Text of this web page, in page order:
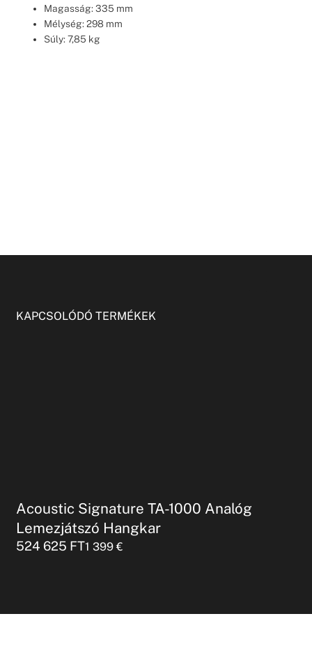
Magasság: 335 mm
Mélység: 298 mm
Súly: 7,85 kg
KAPCSOLÓDÓ TERMÉKEK
Acoustic Signature TA-1000 Analóg
Lemezjátszó Hangkar
524 625 FT1 399€